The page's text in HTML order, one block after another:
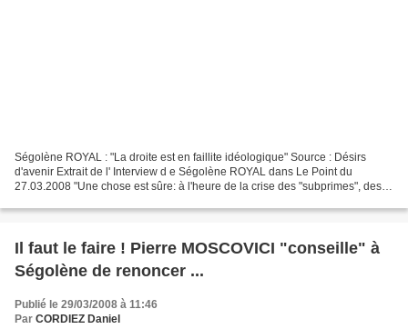
Ségolène ROYAL : "La droite est en faillite idéologique" Source : Désirs
d'avenir Extrait de l' Interview d e Ségolène ROYAL dans Le Point du
27.03.2008 "Une chose est sûre: à l'heure de la crise des "subprimes", des
Il faut le faire ! Pierre MOSCOVICI "conseille" à
Ségolène de renoncer ...
Publié le 29/03/2008 à 11:46
Par CORDIEZ Daniel